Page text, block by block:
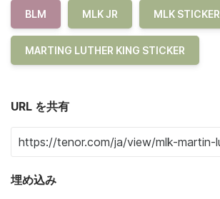
BLM MLK JR MLK STICKER
MARTING LUTHER KING STICKER
URL を共有
埋め込み